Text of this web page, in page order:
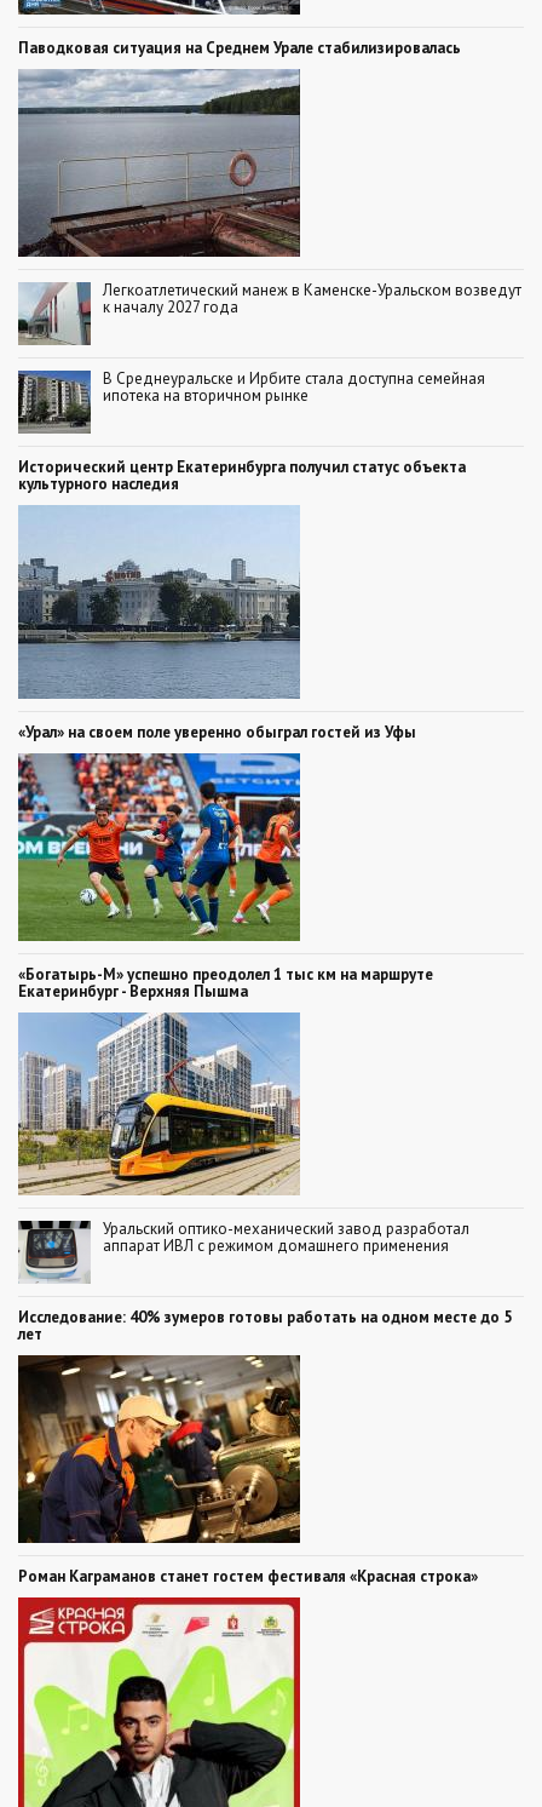
Паводковая ситуация на Среднем Урале стабилизировалась
Легкоатлетический манеж в Каменске-Уральском возведут
к началу 2027 года
В Среднеуральске и Ирбите стала доступна семейная
ипотека на вторичном рынке
Исторический центр Екатеринбурга получил статус объекта
культурного наследия
«Урал» на своем поле уверенно обыграл гостей из Уфы
«Богатырь-М» успешно преодолел 1 тыс км на маршруте
Екатеринбург - Верхняя Пышма
Уральский оптико-механический завод разработал
аппарат ИВЛ с режимом домашнего применения
Исследование: 40% зумеров готовы работать на одном месте до 5
лет
Роман Каграманов станет гостем фестиваля «Красная строка»